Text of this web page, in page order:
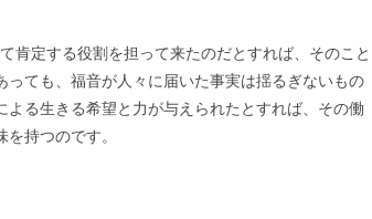
肯定する役割を担って来たのだとすれば、そのこと
ても、福音が人々に届いた事実は揺るぎないもの
る生きる希望と力が与えられたとすれば、その働
持つのです。